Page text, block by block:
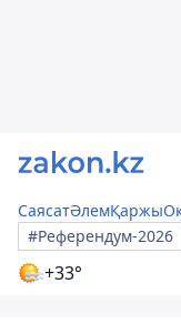
СаясатӘлемҚаржы
#Референдум-2026
+33°